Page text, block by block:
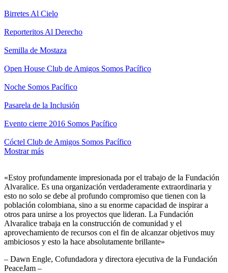
Birretes Al Cielo
Reporteritos Al Derecho
Semilla de Mostaza
Open House Club de Amigos Somos Pacífico
Noche Somos Pacífico
Pasarela de la Inclusión
Evento cierre 2016 Somos Pacífico
Cóctel Club de Amigos Somos Pacífico
Mostrar más
«Estoy profundamente impresionada por el trabajo de la Fundación
Alvaralice. Es una organización verdaderamente extraordinaria y
esto no solo se debe al profundo compromiso que tienen con la
población colombiana, sino a su enorme capacidad de inspirar a
otros para unirse a los proyectos que lideran. La Fundación
Alvaralice trabaja en la construcción de comunidad y el
aprovechamiento de recursos con el fin de alcanzar objetivos muy
ambiciosos y esto la hace absolutamente brillante»
– Dawn Engle, Cofundadora y directora ejecutiva de la Fundación
PeaceJam –